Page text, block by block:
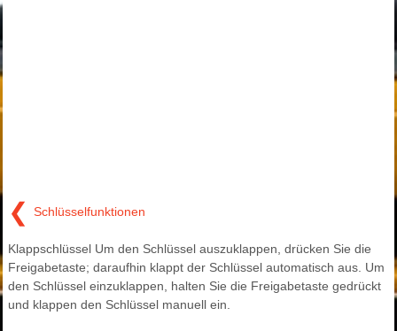
❮ Schlüsselfunktionen
Klappschlüssel Um den Schlüssel auszuklappen, drücken Sie die
Freigabetaste; daraufhin klappt der Schlüssel automatisch aus. Um
den Schlüssel einzuklappen, halten Sie die Freigabetaste gedrückt
und klappen den Schlüssel manuell ein.